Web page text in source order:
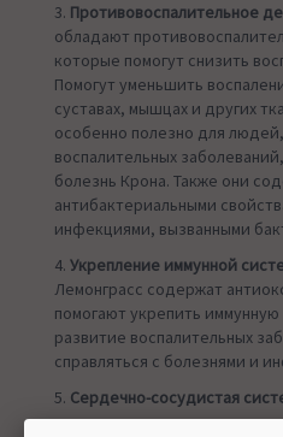
3. Противовоспалительное
обладают
которые помогут снизить
Помогут уменьшить
суставах, мышцах и других
особенно полезно для
воспалительных
болезнь Крона. Также они
антибактериальными
инфекциями, вызванными
4. Укрепление иммунной
Лемонграсс содержат
помогают укрепить
развитие воспалительных
справляться с болезнями и
5. Сердечно-сосудистая
лемонграсс содержат